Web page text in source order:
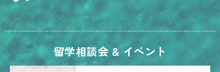
留学相談会 & イベント